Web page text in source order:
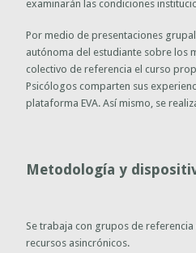
examinarán las condiciones
Por medio de presentaciones
autónoma del estudiante sobre los
colectivo de referencia el curso
Psicólogos comparten sus
plataforma EVA. Así mismo, se
Metodología y
Se trabaja con grupos de
recursos asincrónicos.